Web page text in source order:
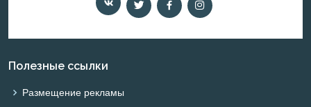
Полезные ссылки
Размещение рекламы